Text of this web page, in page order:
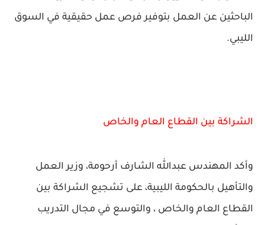
الباحثين عن العمل بتوفير فرص عمل حقيقية في السوق
الليبي.
الشراكة بين القطاع العام والخاص
وأكد المهندس عبدالله الشارف أرحومة، وزير العمل
والتأهيل بالحكومة الليبية، على تشجيع الشراكة بين
القطاع العام والخاص ، والتوسع في مجال التدريب